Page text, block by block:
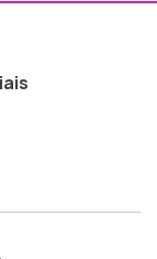
ao